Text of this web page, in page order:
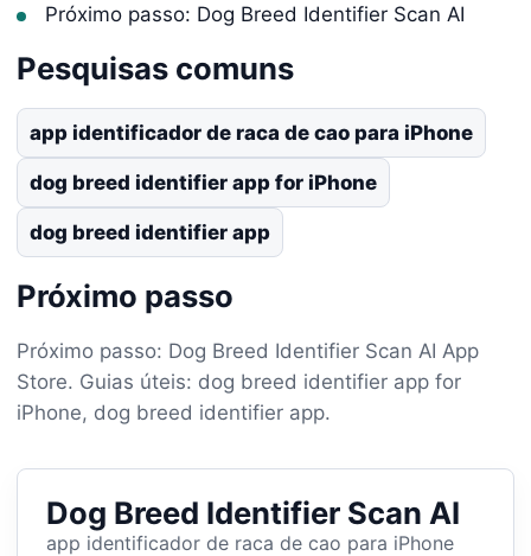
Próximo passo: Dog Breed Identifier Scan AI
Pesquisas comuns
app identificador de raca de cao para iPhone
dog breed identifier app for iPhone
dog breed identifier app
Próximo passo
Próximo passo: Dog Breed Identifier Scan AI App
Store. Guias úteis: dog breed identifier app for
iPhone, dog breed identifier app.
Dog Breed Identifier Scan AI
app identificador de raca de cao para iPhone